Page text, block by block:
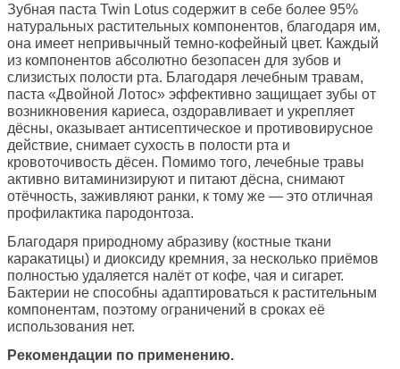
Зубная паста Twin Lotus содержит в себе более 95%
натуральных растительных компонентов, благодаря им,
она имеет непривычный темно-кофейный цвет. Каждый
из компонентов абсолютно безопасен для зубов и
слизистых полости рта. Благодаря лечебным травам,
паста «Двойной Лотос» эффективно защищает зубы от
возникновения кариеса, оздоравливает и укрепляет
дёсны, оказывает антисептическое и противовирусное
действие, снимает сухость в полости рта и
кровоточивость дёсен. Помимо того, лечебные травы
активно витаминизируют и питают дёсна, снимают
отёчность, заживляют ранки, к тому же — это отличная
профилактика пародонтоза.
Благодаря природному абразиву (костные ткани
каракатицы) и диоксиду кремния, за несколько приёмов
полностью удаляется налёт от кофе, чая и сигарет.
Бактерии не способны адаптироваться к растительным
компонентам, поэтому ограничений в сроках её
использования нет.
Рекомендации по применению.